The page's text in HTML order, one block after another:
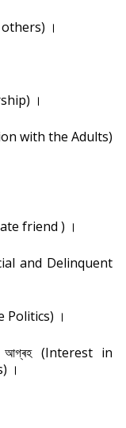
others) ।
।
with the Adults)
friend ) ।
and Delinquent
Politics) ।
আগ্ৰহ (Interest in
।